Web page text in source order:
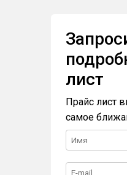
лист
Прайс лист
самое